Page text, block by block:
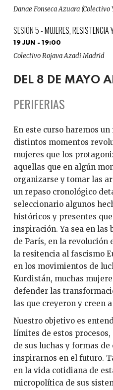
Danae Fonseca Azuara
MUJERES, RESISTENCIA
19 JUN - 19:00
Colectivo Rojava Azadi Madrid
DEL 8 DE MAYO
PERIFERIAS
En este curso haremos
distintos momentos
mujeres que los
aquellas que en algún
organizarse y tomar las
un repaso cronológico
seleccionario algunos
históricos y presentes
inspiración. Ya sea en las
de París, en la revolución
la resitencia al fascismo
en los movimientos de
Kurdistán, muchas
defender las
las que creyeron y creen
Nuestro objetivo es
límites de estos
de sus luchas y formas
inspirarnos en el futuro.
en la vida cotidiana de
micropolítica de sus